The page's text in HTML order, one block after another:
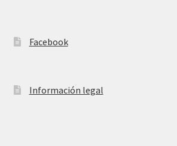
Facebook
Información legal